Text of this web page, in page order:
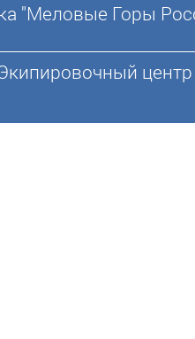
"Меловые Горы